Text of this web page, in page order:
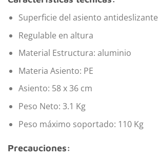
Superficie del asiento antideslizante
Regulable en altura
Material Estructura: aluminio
Materia Asiento: PE
Asiento: 58 x 36 cm
Peso Neto: 3.1 Kg
Peso máximo soportado: 110 Kg
Precauciones: